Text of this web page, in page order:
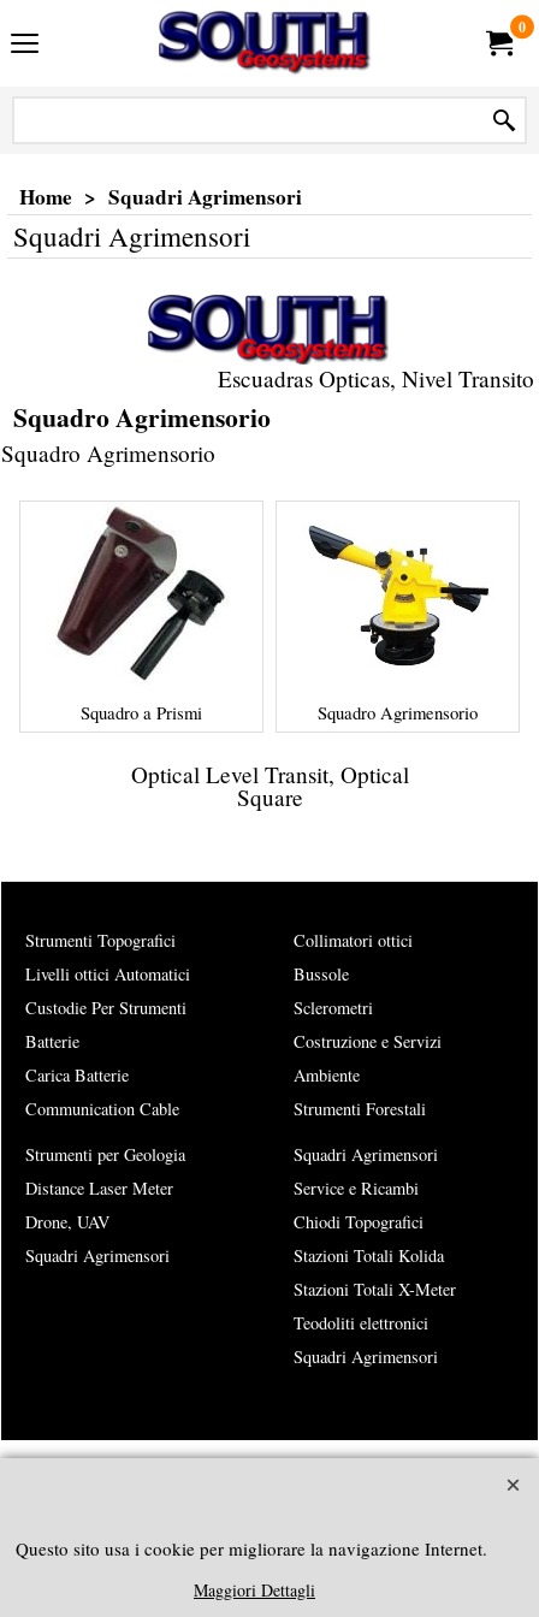
0
Home > Squadri Agrimensori
Squadri Agrimensori
Escuadras Opticas, Nivel Transito
Squadro Agrimensorio
Squadro Agrimensorio
Squadro a Prismi Squadro Agrimensorio
Optical Level Transit, Optical
Square
Strumenti Topografici
Livelli ottici Automatici
Custodie Per Strumenti
Batterie
Carica Batterie
Communication Cable
Collimatori ottici
Bussole
Sclerometri
Costruzione e Servizi
Ambiente
Strumenti Forestali
Strumenti per Geologia
Distance Laser Meter
Drone, UAV
Squadri Agrimensori
Squadri Agrimensori
Service e Ricambi
Chiodi Topografici
Stazioni Totali Kolida
Stazioni Totali X-Meter
Teodoliti elettronici
Squadri Agrimensori
e-mail:sales@southgeosystems.com
----------------------------------------------
Questo sito usa i cookie per migliorare la navigazione Internet.
Maggiori Dettagli